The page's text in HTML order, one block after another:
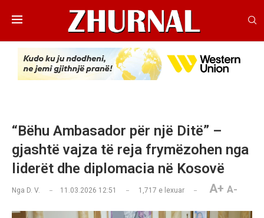
“Bëhu Ambasador për një Ditë” –
gjashtë vajza të reja frymëzohen nga
liderët dhe diplomacia në Kosovë
Nga D. V. 11.03.2026 12:51 1,717 e lexuar A+ A-